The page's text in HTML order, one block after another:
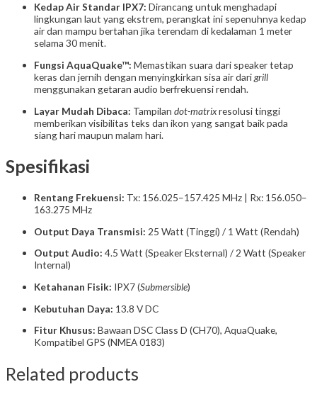
Kedap Air Standar IPX7: Dirancang untuk menghadapi
lingkungan laut yang ekstrem, perangkat ini sepenuhnya kedap
air dan mampu bertahan jika terendam di kedalaman 1 meter
selama 30 menit.
Fungsi AquaQuake™: Memastikan suara dari speaker tetap
keras dan jernih dengan menyingkirkan sisa air darigrill
menggunakan getaran audio berfrekuensi rendah.
Layar Mudah Dibaca: Tampilan dot-matrixresolusi tinggi
memberikan visibilitas teks dan ikon yang sangat baik pada
siang hari maupun malam hari.
Spesifikasi
Rentang Frekuensi: Tx: 156.025–157.425 MHz | Rx: 156.050–
163.275 MHz
Output Daya Transmisi: 25 Watt (Tinggi) / 1 Watt (Rendah)
Output Audio: 4.5 Watt (Speaker Eksternal) / 2 Watt (Speaker
Internal)
Ketahanan Fisik: IPX7 (Submersible)
Kebutuhan Daya: 13.8 V DC
Fitur Khusus: Bawaan DSC Class D (CH70), AquaQuake,
Kompatibel GPS (NMEA 0183)
Related products